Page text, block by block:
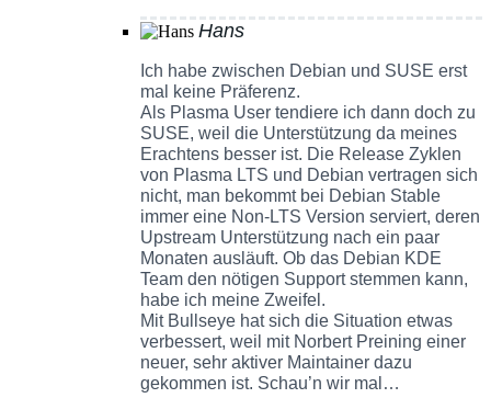
Hans
Ich habe zwischen Debian und SUSE erst
mal keine Präferenz.
Als Plasma User tendiere ich dann doch zu
SUSE, weil die Unterstützung da meines
Erachtens besser ist. Die Release Zyklen
von Plasma LTS und Debian vertragen sich
nicht, man bekommt bei Debian Stable
immer eine Non-LTS Version serviert, deren
Upstream Unterstützung nach ein paar
Monaten ausläuft. Ob das Debian KDE
Team den nötigen Support stemmen kann,
habe ich meine Zweifel.
Mit Bullseye hat sich die Situation etwas
verbessert, weil mit Norbert Preining einer
neuer, sehr aktiver Maintainer dazu
gekommen ist. Schau’n wir mal…